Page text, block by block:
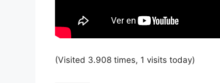
(Visited 3.908 times, 1 visits today)